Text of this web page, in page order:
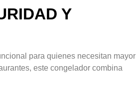
Y
para quienes necesitan mayor
este congelador combina